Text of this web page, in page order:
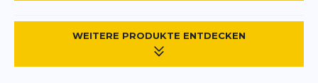
WEITERE PRODUKTE ENTDECKEN